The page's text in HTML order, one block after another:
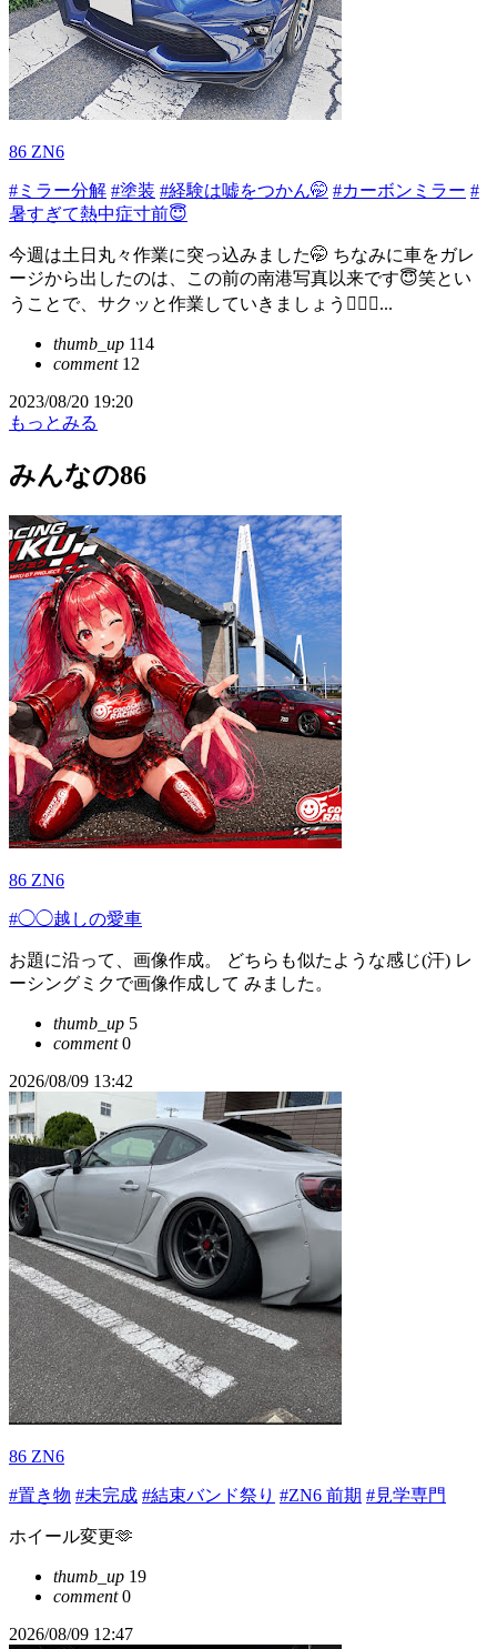
86 ZN6
#ミラー分解 #塗装 #経験は嘘をつかん🤭 #カーボンミラー #
暑すぎて熱中症寸前😇
今週は土日丸々作業に突っ込みました🤭 ちなみに車をガレ
ージから出したのは、この前の南港写真以来です😇笑とい
うことで、サクッと作業していきましょう🙋🏻‍♂️...
thumb_up 114
comment12
2023/08/20 19:20
もっとみる
みんなの86
86 ZN6
#◯◯越しの愛車
お題に沿って、画像作成。 どちらも似たような感じ(汗) レ
ーシングミクで画像作成して みました。
thumb_up 5
comment0
2026/08/09 13:42
86 ZN6
#置き物 #未完成 #結束バンド祭り #ZN6 前期 #見学専門
ホイール変更🫶
thumb_up 19
comment0
2026/08/09 12:47